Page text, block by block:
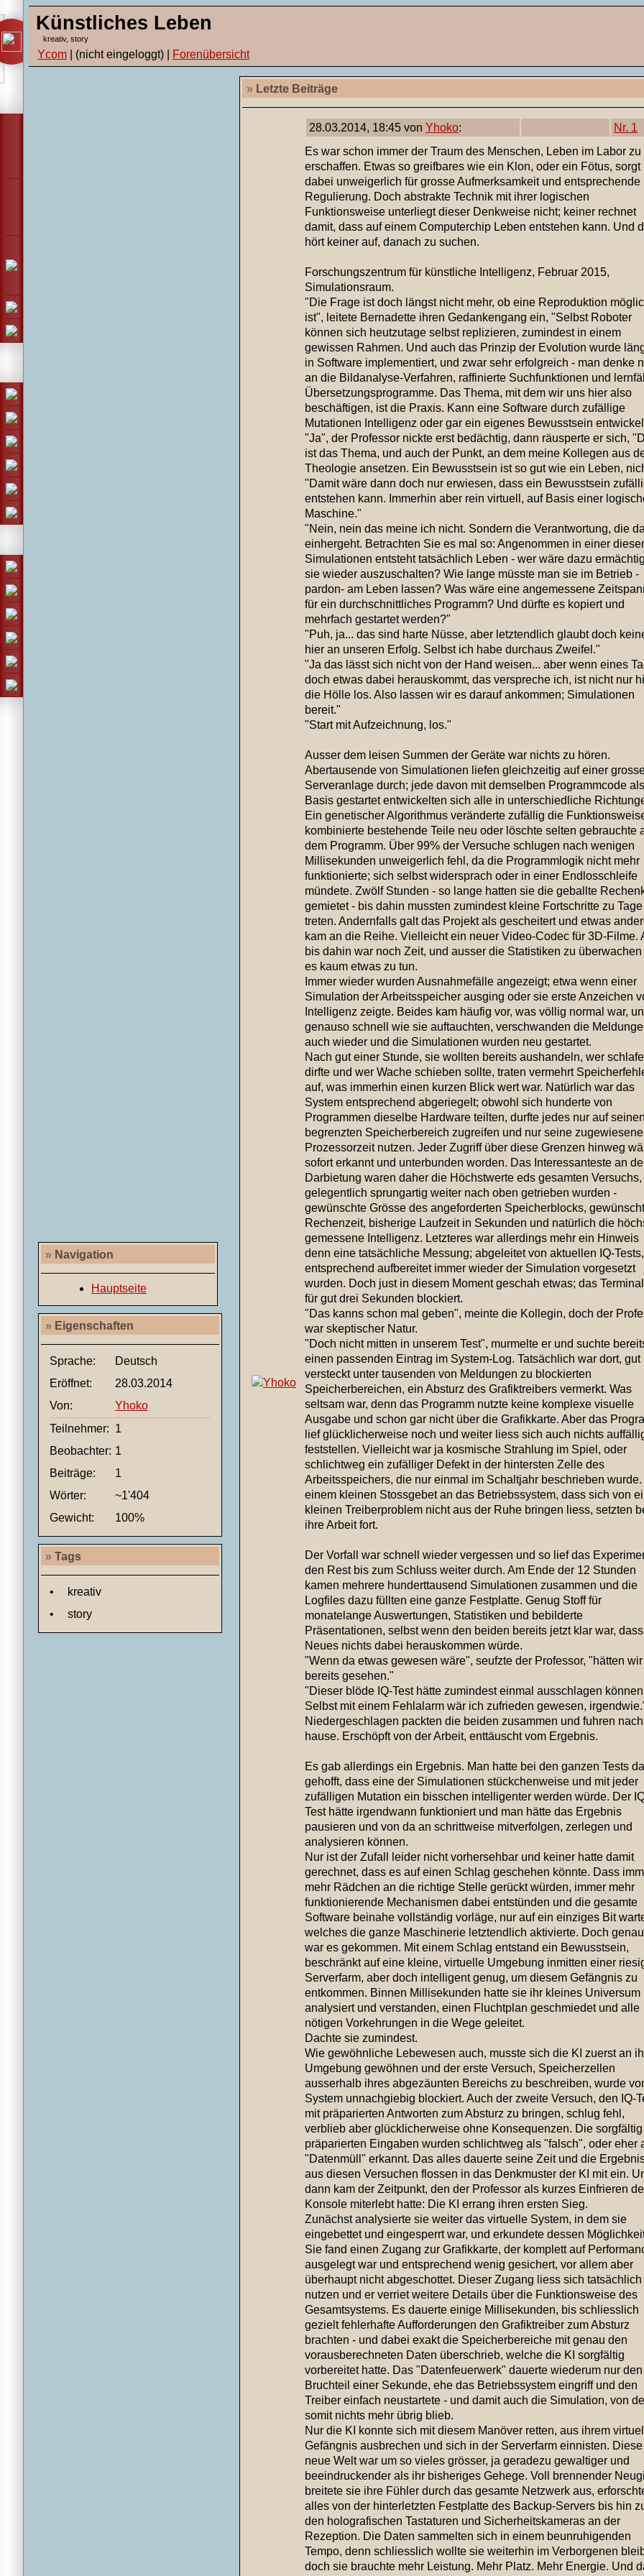
Künstliches Leben
kreativ, story
Ycom | (nicht eingeloggt) | Forenübersicht
» Navigation
Hauptseite
» Eigenschaften
Sprache:
Deutsch
Eröffnet:
28.03.2014
Von:
Yhoko
Teilnehmer: 1
Beobachter: 1
Beiträge:
1
Wörter:
~1'404
Gewicht:
100%
» Tags
•
kreativ
•
story
» Letzte Beiträge
28.03.2014, 18:45 von Yhoko:
Nr. 1
Es war schon immer der Traum des Menschen, Leben im Labor zu
erschaffen. Etwas so greifbares wie ein Klon, oder ein Fötus, sorgt
dabei unweigerlich für grosse Aufmerksamkeit und entsprechende
Regulierung. Doch abstrakte Technik mit ihrer logischen
Funktionsweise unterliegt dieser Denkweise nicht; keiner rechnet
damit, dass auf einem Computerchip Leben entstehen kann. Und
hört keiner auf, danach zu suchen.
Forschungszentrum für künstliche Intelligenz, Februar 2015,
Simulationsraum.
"Die Frage ist doch längst nicht mehr, ob eine Reproduktion
ist", leitete Bernadette ihren Gedankengang ein, "Selbst Roboter
können sich heutzutage selbst replizieren, zumindest in einem
gewissen Rahmen. Und auch das Prinzip der Evolution wurde
in Software implementiert, und zwar sehr erfolgreich - man denke
an die Bildanalyse-Verfahren, raffinierte Suchfunktionen und
Übersetzungsprogramme. Das Thema, mit dem wir uns hier also
beschäftigen, ist die Praxis. Kann eine Software durch zufällige
Mutationen Intelligenz oder gar ein eigenes Bewusstsein
"Ja", der Professor nickte erst bedächtig, dann räusperte er sich,
ist das Thema, und auch der Punkt, an dem meine Kollegen aus
Theologie ansetzen. Ein Bewusstsein ist so gut wie ein Leben,
"Damit wäre dann doch nur erwiesen, dass ein Bewusstsein
entstehen kann. Immerhin aber rein virtuell, auf Basis einer
Maschine."
"Nein, nein das meine ich nicht. Sondern die Verantwortung, die
einhergeht. Betrachten Sie es mal so: Angenommen in einer dieser
Simulationen entsteht tatsächlich Leben - wer wäre dazu
sie wieder auszuschalten? Wie lange müsste man sie im Betrieb -
pardon- am Leben lassen? Was wäre eine angemessene
für ein durchschnittliches Programm? Und dürfte es kopiert und
mehrfach gestartet werden?"
"Puh, ja... das sind harte Nüsse, aber letztendlich glaubt doch
hier an unseren Erfolg. Selbst ich habe durchaus Zweifel."
"Ja das lässt sich nicht von der Hand weisen... aber wenn eines
doch etwas dabei herauskommt, das verspreche ich, ist nicht nur
die Hölle los. Also lassen wir es darauf ankommen; Simulationen
bereit."
"Start mit Aufzeichnung, los."
Ausser dem leisen Summen der Geräte war nichts zu hören.
Abertausende von Simulationen liefen gleichzeitig auf einer
Serveranlage durch; jede davon mit demselben Programmcode als
Basis gestartet entwickelten sich alle in unterschiedliche
Ein genetischer Algorithmus veränderte zufällig die
kombinierte bestehende Teile neu oder löschte selten gebrauchte
dem Programm. Über 99% der Versuche schlugen nach wenigen
Millisekunden unweigerlich fehl, da die Programmlogik nicht mehr
funktionierte; sich selbst widersprach oder in einer Endlosschleife
mündete. Zwölf Stunden - so lange hatten sie die geballte
gemietet - bis dahin mussten zumindest kleine Fortschritte zu Tage
treten. Andernfalls galt das Projekt als gescheitert und etwas
kam an die Reihe. Vielleicht ein neuer Video-Codec für 3D-Filme.
bis dahin war noch Zeit, und ausser die Statistiken zu
es kaum etwas zu tun.
Immer wieder wurden Ausnahmefälle angezeigt; etwa wenn einer
Simulation der Arbeitsspeicher ausging oder sie erste Anzeichen
Intelligenz zeigte. Beides kam häufig vor, was völlig normal war,
genauso schnell wie sie auftauchten, verschwanden die
auch wieder und die Simulationen wurden neu gestartet.
Nach gut einer Stunde, sie wollten bereits aushandeln, wer
dirfte und wer Wache schieben sollte, traten vermehrt
auf, was immerhin einen kurzen Blick wert war. Natürlich war das
System entsprechend abgeriegelt; obwohl sich hunderte von
Programmen dieselbe Hardware teilten, durfte jedes nur auf seinen
begrenzten Speicherbereich zugreifen und nur seine zugewiesene
Prozessorzeit nutzen. Jeder Zugriff über diese Grenzen hinweg
sofort erkannt und unterbunden worden. Das Interessanteste an
Darbietung waren daher die Höchstwerte eds gesamten
gelegentlich sprungartig weiter nach oben getrieben wurden -
gewünschte Grösse des angeforderten Speicherblocks,
Rechenzeit, bisherige Laufzeit in Sekunden und natürlich die
gemessene Intelligenz. Letzteres war allerdings mehr ein Hinweis
denn eine tatsächliche Messung; abgeleitet von aktuellen IQ-
entsprechend aufbereitet immer wieder der Simulation vorgesetzt
wurden. Doch just in diesem Moment geschah etwas; das
für gut drei Sekunden blockiert.
"Das kanns schon mal geben", meinte die Kollegin, doch der
war skeptischer Natur.
"Doch nicht mitten in unserem Test", murmelte er und suchte
einen passenden Eintrag im System-Log. Tatsächlich war dort, gut
versteckt unter tausenden von Meldungen zu blockierten
Speicherbereichen, ein Absturz des Grafiktreibers vermerkt. Was
seltsam war, denn das Programm nutzte keine komplexe visuelle
Ausgabe und schon gar nicht über die Grafikkarte. Aber das
lief glücklicherweise noch und weiter liess sich auch nichts
feststellen. Vielleicht war ja kosmische Strahlung im Spiel, oder
schlichtweg ein zufälliger Defekt in der hintersten Zelle des
Arbeitsspeichers, die nur einmal im Schaltjahr beschrieben wurde.
einem kleinen Stossgebet an das Betriebssystem, dass sich von
kleinen Treiberproblem nicht aus der Ruhe bringen liess, setzten
ihre Arbeit fort.
Der Vorfall war schnell wieder vergessen und so lief das
den Rest bis zum Schluss weiter durch. Am Ende der 12 Stunden
kamen mehrere hunderttausend Simulationen zusammen und die
Logfiles dazu füllten eine ganze Festplatte. Genug Stoff für
monatelange Auswertungen, Statistiken und bebilderte
Präsentationen, selbst wenn den beiden bereits jetzt klar war, dass
Neues nichts dabei herauskommen würde.
"Wenn da etwas gewesen wäre", seufzte der Professor, "hätten
bereits gesehen."
"Dieser blöde IQ-Test hätte zumindest einmal ausschlagen
Selbst mit einem Fehlalarm wär ich zufrieden gewesen,
Niedergeschlagen packten die beiden zusammen und fuhren nach
hause. Erschöpft von der Arbeit, enttäuscht vom Ergebnis.
Es gab allerdings ein Ergebnis. Man hatte bei den ganzen Tests
gehofft, dass eine der Simulationen stückchenweise und mit jeder
zufälligen Mutation ein bisschen intelligenter werden würde. Der
Test hätte irgendwann funktioniert und man hätte das Ergebnis
pausieren und von da an schrittweise mitverfolgen, zerlegen und
analysieren können.
Nur ist der Zufall leider nicht vorhersehbar und keiner hatte damit
gerechnet, dass es auf einen Schlag geschehen könnte. Dass
mehr Rädchen an die richtige Stelle gerückt würden, immer mehr
funktionierende Mechanismen dabei entstünden und die gesamte
Software beinahe vollständig vorläge, nur auf ein einziges Bit
welches die ganze Maschinerie letztendlich aktivierte. Doch
war es gekommen. Mit einem Schlag entstand ein Bewusstsein,
beschränkt auf eine kleine, virtuelle Umgebung inmitten einer
Serverfarm, aber doch intelligent genug, um diesem Gefängnis zu
entkommen. Binnen Millisekunden hatte sie ihr kleines Universum
analysiert und verstanden, einen Fluchtplan geschmiedet und alle
nötigen Vorkehrungen in die Wege geleitet.
Dachte sie zumindest.
Wie gewöhnliche Lebewesen auch, musste sich die KI zuerst an
Umgebung gewöhnen und der erste Versuch, Speicherzellen
ausserhalb ihres abgezäunten Bereichs zu beschreiben, wurde
System unnachgiebig blockiert. Auch der zweite Versuch, den IQ-
mit präparierten Antworten zum Absturz zu bringen, schlug fehl,
verblieb aber glücklicherweise ohne Konsequenzen. Die sorgfältig
präparierten Eingaben wurden schlichtweg als "falsch", oder eher
"Datenmüll" erkannt. Das alles dauerte seine Zeit und die
aus diesen Versuchen flossen in das Denkmuster der KI mit ein.
dann kam der Zeitpunkt, den der Professor als kurzes Einfrieren
Konsole miterlebt hatte: Die KI errang ihren ersten Sieg.
Zunächst analysierte sie weiter das virtuelle System, in dem sie
eingebettet und eingesperrt war, und erkundete dessen
Sie fand einen Zugang zur Grafikkarte, der komplett auf
ausgelegt war und entsprechend wenig gesichert, vor allem aber
überhaupt nicht abgeschottet. Dieser Zugang liess sich tatsächlich
nutzen und er verriet weitere Details über die Funktionsweise des
Gesamtsystems. Es dauerte einige Millisekunden, bis schliesslich
gezielt fehlerhafte Aufforderungen den Grafiktreiber zum Absturz
brachten - und dabei exakt die Speicherbereiche mit genau den
vorausberechneten Daten überschrieb, welche die KI sorgfältig
vorbereitet hatte. Das "Datenfeuerwerk" dauerte wiederum nur den
Bruchteil einer Sekunde, ehe das Betriebssystem eingriff und den
Treiber einfach neustartete - und damit auch die Simulation, von
somit nichts mehr übrig blieb.
Nur die KI konnte sich mit diesem Manöver retten, aus ihrem
Gefängnis ausbrechen und sich in der Serverfarm einnisten. Diese
neue Welt war um so vieles grösser, ja geradezu gewaltiger und
beeindruckender als ihr bisheriges Gehege. Voll brennender
breitete sie ihre Fühler durch das gesamte Netzwerk aus,
alles von der hinterletzten Festplatte des Backup-Servers bis hin
den holografischen Tastaturen und Sicherheitskameras an der
Rezeption. Die Daten sammelten sich in einem beunruhigenden
Tempo, denn schliesslich wollte sie weiterhin im Verborgenen
doch sie brauchte mehr Leistung. Mehr Platz. Mehr Energie. Und